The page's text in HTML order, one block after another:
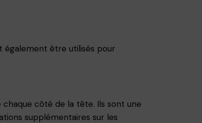
également être utilisés pour
chaque côté de la tête. Ils sont une
supplémentaires sur les